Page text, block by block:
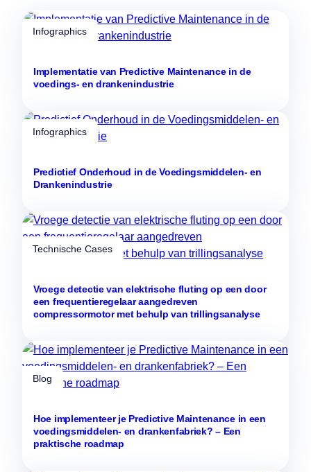
Infographics
Implementatie van Predictive Maintenance in de
voedings- en drankenindustrie
Infographics
Predictief Onderhoud in de Voedingsmiddelen- en
Drankenindustrie
Technische Cases
Vroege detectie van elektrische fluting op een door
een frequentieregelaar aangedreven
compressormotor met behulp van trillingsanalyse
Blog
Hoe implementeer je Predictive Maintenance in een
voedingsmiddelen- en drankenfabriek? – Een
praktische roadmap